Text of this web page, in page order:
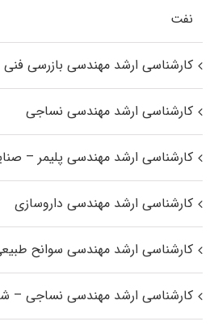
نفت
کارشناسی ارشد مهندسی بازرسی فنی
کارشناسی ارشد مهندسی نساجی
کارشناسی ارشد مهندسی پلیمر –
کارشناسی ارشد مهندسی داروسازی
کارشناسی ارشد مهندسی سوانح
کارشناسی ارشد مهندسی نساجی –